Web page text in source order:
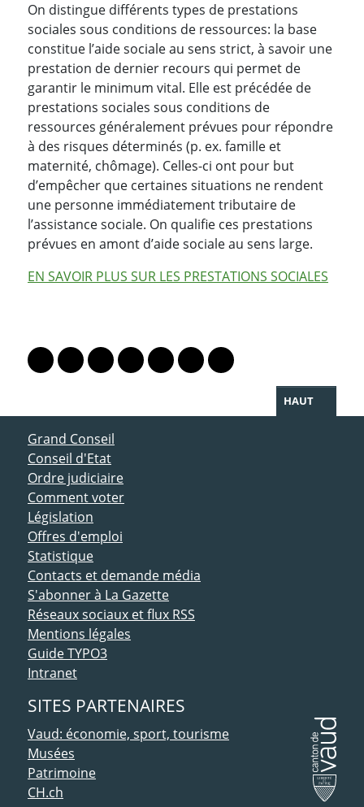
On distingue différents types de prestations
sociales sous conditions de ressources: la base
constitue l’aide sociale au sens strict, à savoir une
prestation de dernier recours qui permet de
garantir le minimum vital. Elle est précédée de
prestations sociales sous conditions de
ressources généralement prévues pour répondre
à des risques déterminés (p. ex. famille et
maternité, chômage). Celles-ci ont pour but
d’empêcher que certaines situations ne rendent
une personne immédiatement tributaire de
l’assistance sociale. On qualifie ces prestations
prévues en amont d’aide sociale au sens large.
EN SAVOIR PLUS SUR LES PRESTATIONS SOCIALES
Lien vers le profil Mastodon
Lien vers le profil Bluesky
Lien vers le profil Instagram
Lien vers le profil Linkedin
Lien vers le profil Facebook
Lien vers le profil Twitter
Partager par WhatsApp
HAUT
ACCÈS DIRECT
Grand Conseil
Conseil d'Etat
Ordre judiciaire
Comment voter
Législation
Offres d'emploi
Statistique
Contacts et demande média
S'abonner à La Gazette
Réseaux sociaux et flux RSS
Mentions légales
Guide TYPO3
Intranet
SITES PARTENAIRES
Vaud: économie, sport, tourisme
Musées
Patrimoine
CH.ch